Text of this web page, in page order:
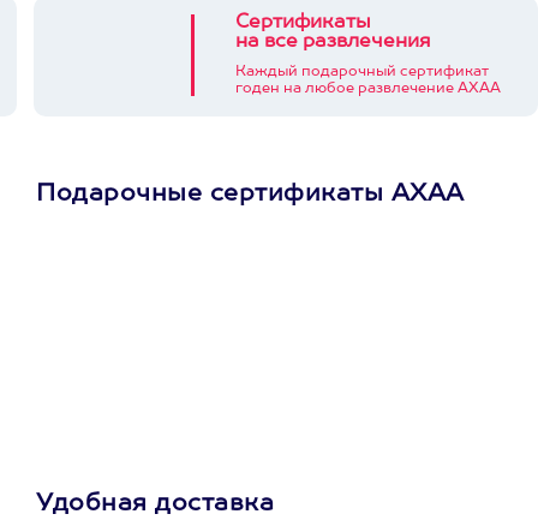
Сертификаты
на все развлечения
Каждый подарочный сертификат
годен на любое развлечение АХАА
Подарочные сертификаты АХАА
Удобная доставка